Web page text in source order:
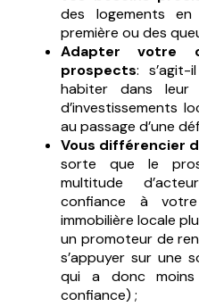
des logements
première ou des
Adapter votre
prospects: s’agit-
habiter dans leur
d’investissements
au passage d’une
Vous différencier
sorte que le
multitude
confiance à
immobilière locale
un promoteur de
s’appuyer sur une
qui a donc
confiance) ;